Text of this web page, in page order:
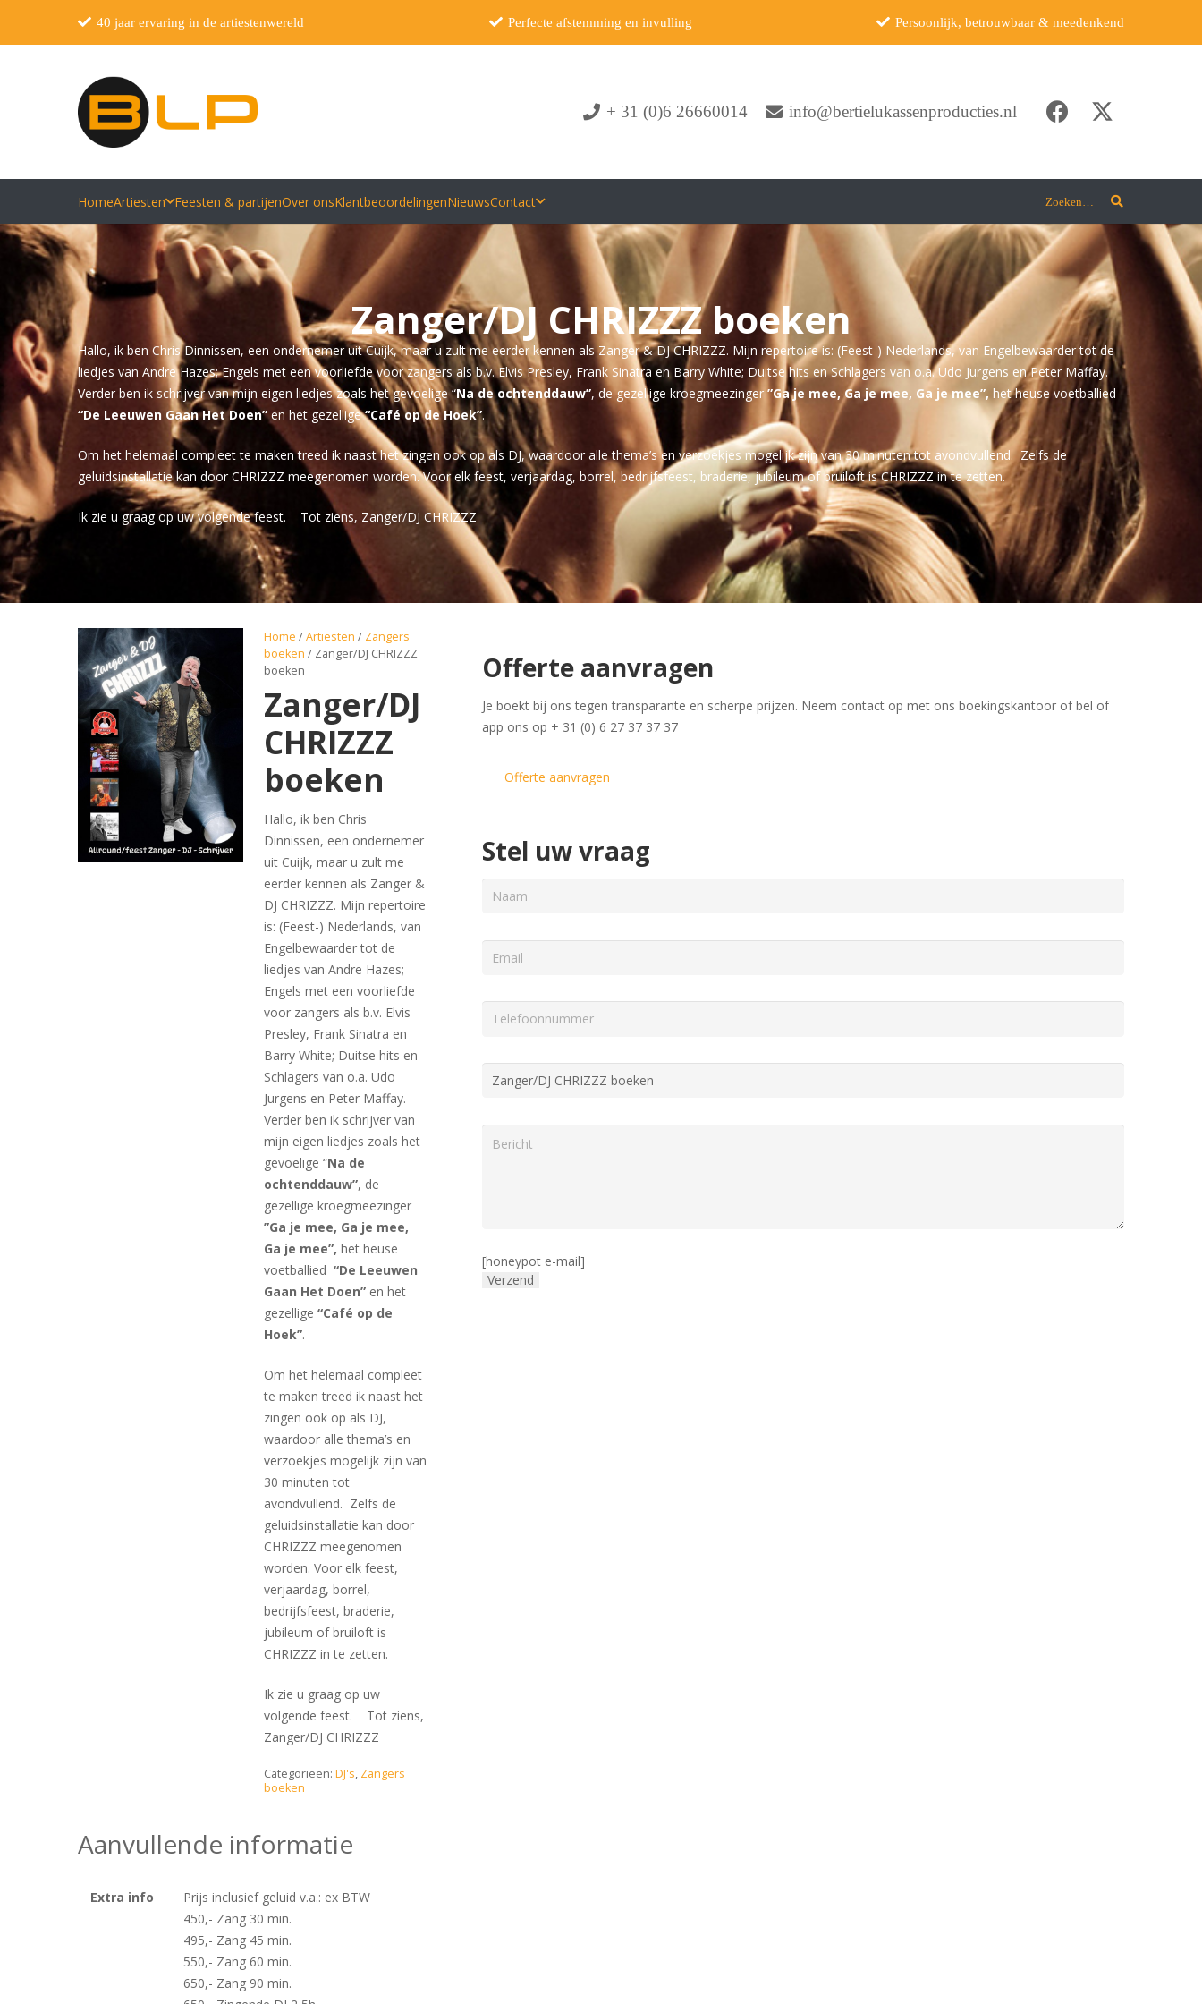
40 jaar ervaring in de artiestenwereld Perfecte afstemming en invulling Persoonlijk, betrouwbaar & meedenkend
+ 31 (0)6 26660014 info@bertielukassenproducties.nl
HomeArtiesten Feesten & partijenOver onsKlantbeoordelingenNieuwsContact Zoeken…
Zanger/DJ CHRIZZZ boeken
Hallo, ik ben Chris Dinnissen, een ondernemer uit Cuijk, maar u zult me eerder kennen als Zanger & DJ CHRIZZZ. Mijn repertoire is: (Feest-) Nederlands, van Engelbewaarder tot de
liedjes van Andre Hazes; Engels met een voorliefde voor zangers als b.v. Elvis Presley, Frank Sinatra en Barry White; Duitse hits en Schlagers van o.a. Udo Jurgens en Peter Maffay.
Verder ben ik schrijver van mijn eigen liedjes zoals het gevoelige “Na de ochtenddauw”, de gezellige kroegmeezinger ”Ga je mee, Ga je mee, Ga je mee”, het heuse voetballied
“De Leeuwen Gaan Het Doen”en het gezellige“Café op de Hoek”.
Om het helemaal compleet te maken treed ik naast het zingen ook op als DJ, waardoor alle thema’s en verzoekjes mogelijk zijn van 30 minuten tot avondvullend. Zelfs de
geluidsinstallatie kan door CHRIZZZ meegenomen worden. Voor elk feest, verjaardag, borrel, bedrijfsfeest, braderie, jubileum of bruiloft is CHRIZZZ in te zetten.
Ik zie u graag op uw volgende feest. Tot ziens, Zanger/DJ CHRIZZZ
Home /Artiesten / Zangers
boeken / Zanger/DJ CHRIZZZ
boeken
Zanger/DJ
CHRIZZZ
boeken
Hallo, ik ben Chris
Dinnissen, een ondernemer
uit Cuijk, maar u zult me
eerder kennen als Zanger &
DJ CHRIZZZ. Mijn repertoire
is: (Feest-) Nederlands, van
Engelbewaarder tot de
liedjes van Andre Hazes;
Engels met een voorliefde
voor zangers als b.v. Elvis
Presley, Frank Sinatra en
Barry White; Duitse hits en
Schlagers van o.a. Udo
Jurgens en Peter Maffay.
Verder ben ik schrijver van
mijn eigen liedjes zoals het
gevoelige “Na de
ochtenddauw”, de
gezellige kroegmeezinger
”Ga je mee, Ga je mee,
Ga je mee”,het heuse
voetballied “De Leeuwen
Gaan Het Doen” en het
gezellige“Café op de
Hoek”.
Om het helemaal compleet
te maken treed ik naast het
zingen ook op als DJ,
waardoor alle thema’s en
verzoekjes mogelijk zijn van
30 minuten tot
avondvullend. Zelfs de
geluidsinstallatie kan door
CHRIZZZ meegenomen
worden. Voor elk feest,
verjaardag, borrel,
bedrijfsfeest, braderie,
jubileum of bruiloft is
CHRIZZZ in te zetten.
Ik zie u graag op uw
volgende feest. Tot ziens,
Zanger/DJ CHRIZZZ
Categorieën:DJ's, Zangers
boeken
Aanvullende informatie
Extra info
Prijs inclusief geluid v.a.: ex BTW
450,- Zang 30 min.
495,- Zang 45 min.
550,- Zang 60 min.
650,- Zang 90 min.
Offerte aanvragen
Je boekt bij ons tegen transparante en scherpe prijzen. Neem contact op met ons boekingskantoor of bel of
app ons op + 31 (0) 6 27 37 37 37
Offerte aanvragen
Stel uw vraag
[honeypot e-mail]